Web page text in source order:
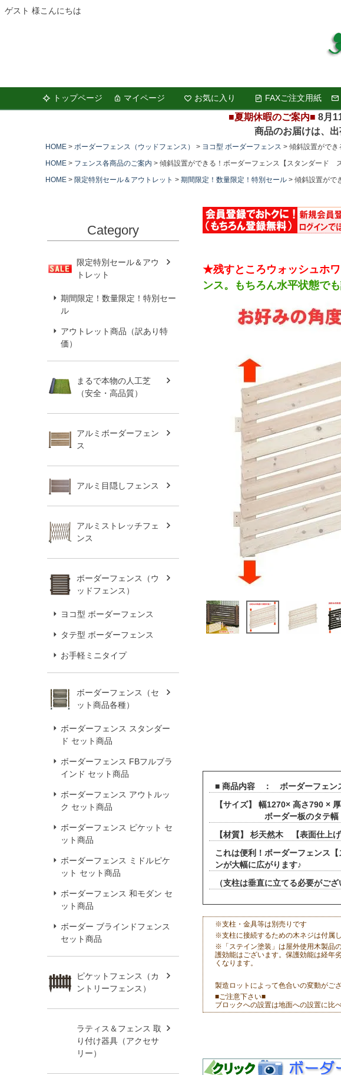
ゲスト 様こんにちは
トップページ
マイページ お気に入り FAXご注文用紙
■夏期休暇のご案内■ 8月
商品のお届けは、出荷
HOME ボーダーフェンス（ウッドフェンス） ヨコ型 ボーダーフェンス
傾斜設置がで
HOME
フェンス各商品のご案内
傾斜設置ができる！ボーダーフェンス【スタンダード
HOME
限定特別セール＆アウトレット 期間限定！数量限定！特別セール 傾斜設置がで
Category
限定特別セール＆アウ
トレット
期間限定！数量限定！特別セー
ル
アウトレット商品（訳あり特
価）
まるで本物の人工芝
（安全・高品質）
アルミボーダーフェン
ス
アルミ目隠しフェンス
アルミストレッチフェ
ンス
ボーダーフェンス（ウ
ッドフェンス）
ヨコ型 ボーダーフェンス
タテ型 ボーダーフェンス
お手軽ミニタイプ
ボーダーフェンス（セ
ット商品各種）
ボーダーフェンス スタンダー
ド セット商品
ボーダーフェンス FBフルブラ
インド セット商品
ボーダーフェンス アウトルッ
ク セット商品
ボーダーフェンス ピケット セ
ット商品
ボーダーフェンス ミドルピケ
ット セット商品
ボーダーフェンス 和モダン セ
ット商品
ボーダー ブラインドフェンス
セット商品
ピケットフェンス（カ
ントリーフェンス）
ラティス＆フェンス 取
り付け器具（アクセサ
リー）
★残すところウォッシュホ
ンス。もちろん水平状態で
■ 商品内容 ： ボーダーフェン
【サイズ】 幅1270× 高さ790 ×
ボーダー板のタテ幅：70
【材質】 杉天然木 【表面仕上
これは便利！ボーダーフェンス
ンが大幅に広がります♪
（支柱は垂直に立てる必要がござ
※支柱・金具等は別売りです
※支柱に接続するための木ネジは付属し
※「ステイン塗装」は屋外使用木製品
護効能はございます。保護効能は経年
くなります。
製造ロットによって色合いの変動がご
■ご注意下さい■
ブロックへの設置は地面への設置に比